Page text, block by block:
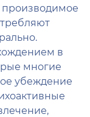
производимое
в
многие
убеждение